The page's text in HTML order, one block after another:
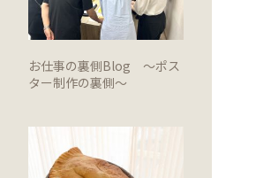
お仕事の裏側Blog ～ポス
ター制作の裏側～